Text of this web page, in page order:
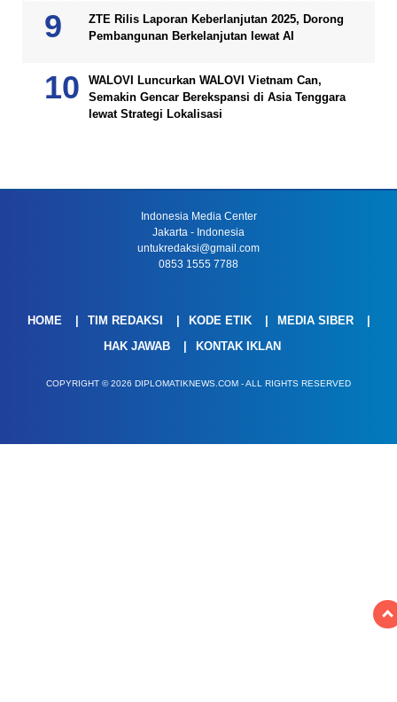
ZTE Rilis Laporan Keberlanjutan 2025, Dorong
Pembangunan Berkelanjutan lewat AI
WALOVI Luncurkan WALOVI Vietnam Can,
Semakin Gencar Berekspansi di Asia Tenggara
lewat Strategi Lokalisasi
Indonesia Media Center
Jakarta - Indonesia
untukredaksi@gmail.com
0853 1555 7788
HOME TIM REDAKSI KODE ETIK
MEDIA SIBER
HAK JAWAB
KONTAK IKLAN
COPYRIGHT © 2026 DIPLOMATIKNEWS.COM - ALL RIGHTS RESERVED